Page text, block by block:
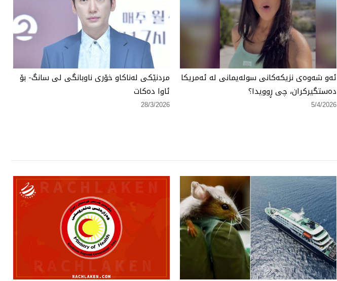
ئەو شەوەی نزیكەكانی سولەیمانی لە ئەمریكا
دەستگیركران، چی ڕوویدا؟
5/4/2026
مردنێكی لەناكاو خۆری ناوبانگی لی سانگ- بۆ
ئاوا دەكات
28/3/2026